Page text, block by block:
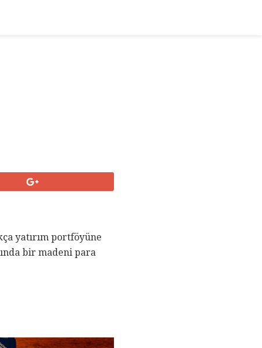
yatırım portföyüne
bir madeni para